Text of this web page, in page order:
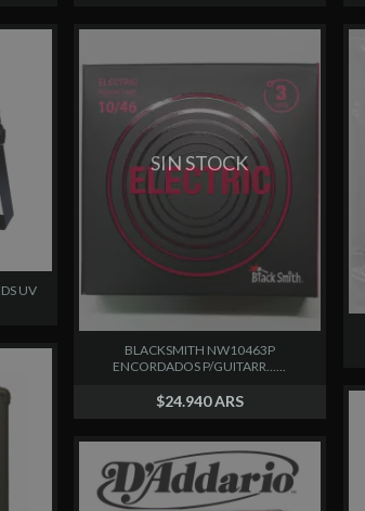
UV
SIN STOCK
BLACKSMITH NW10463P
ENCORDADOS P/GUITARR......
$24.940 ARS